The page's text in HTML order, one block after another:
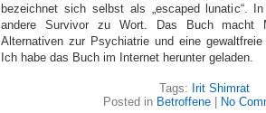
bezeichnet sich selbst als „escaped lunatic“.
andere Survivor zu Wort. Das Buch
Alternativen zur Psychiatrie und eine
Ich habe das Buch im Internet herunter geladen.
Tags: Irit Shimrat
Posted in Betroffene No